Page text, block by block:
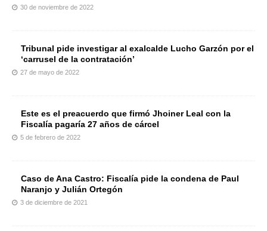
30 de noviembre de 2022
Tribunal pide investigar al exalcalde Lucho Garzón por el
‘carrusel de la contratación’
27 de mayo de 2022
Este es el preacuerdo que firmó Jhoiner Leal con la
Fiscalía pagaría 27 años de cárcel
5 de febrero de 2022
Caso de Ana Castro: Fiscalía pide la condena de Paul
Naranjo y Julián Ortegón
3 de diciembre de 2021